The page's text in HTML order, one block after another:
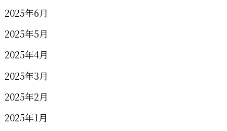
2025年6月
2025年5月
2025年4月
2025年3月
2025年2月
2025年1月